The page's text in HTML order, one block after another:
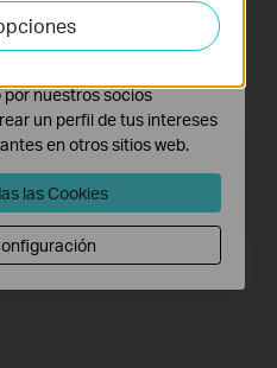
Suscríbete
con el fin de mejorar y
mismo.
nuestros socios
un perfil de tus intereses
en otros sitios web.
las Cookies